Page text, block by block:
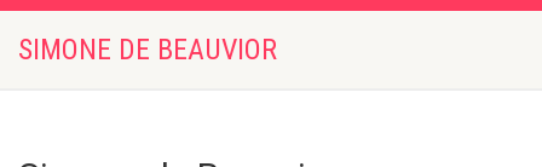
SIMONE DE BEAUVIOR